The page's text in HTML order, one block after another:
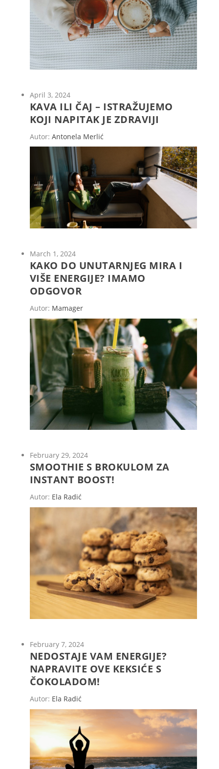
April 3, 2024
KAVA ILI ČAJ – ISTRAŽUJEMO
KOJI NAPITAK JE ZDRAVIJI
Autor: Antonela Merlić
March 1, 2024
KAKO DO UNUTARNJEG MIRA I
VIŠE ENERGIJE? IMAMO
ODGOVOR
Autor: Mamager
February 29, 2024
SMOOTHIE S BROKULOM ZA
INSTANT BOOST!
Autor: Ela Radić
February 7, 2024
NEDOSTAJE VAM ENERGIJE?
NAPRAVITE OVE KEKSIĆE S
ČOKOLADOM!
Autor: Ela Radić